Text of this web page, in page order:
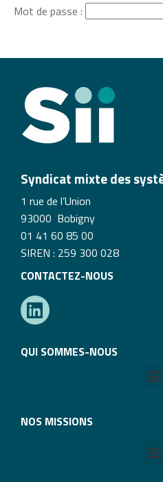
Mot de passe :
Syndicat mixte des
1 rue de l’Union
93000 Bobigny
01 41 60 85 00
SIREN : 259 300 028
CONTACTEZ-NOUS
QUI SOMMES-NOUS
NOS MISSIONS